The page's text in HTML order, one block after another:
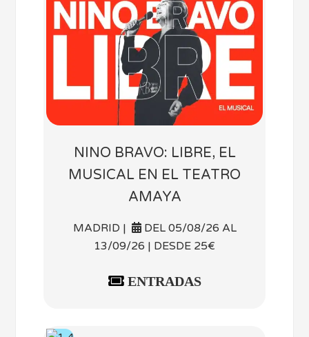
NINO BRAVO: LIBRE, EL
MUSICAL EN EL TEATRO
AMAYA
MADRID |
DEL 05/08/26 AL
13/09/26 | DESDE 25€
ENTRADAS